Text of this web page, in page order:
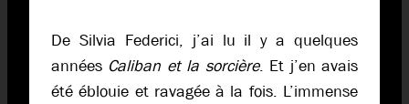
De Silvia Federici, j’ai lu il y a quelques
années Caliban et la sorcière. Et j’en avais
été éblouie et ravagée à la fois. L’immense